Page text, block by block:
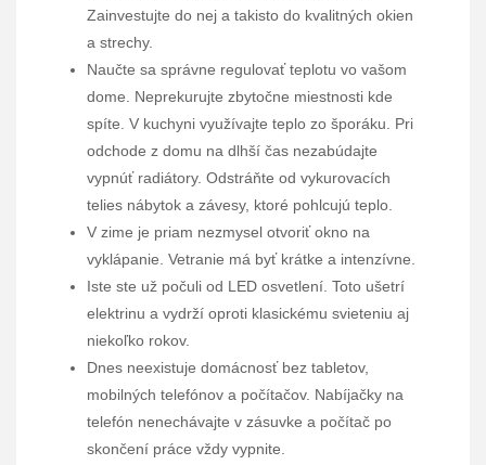
Zainvestujte do nej a takisto do kvalitných okien
a strechy.
Naučte sa správne regulovať teplotu vo vašom
dome. Neprekurujte zbytočne miestnosti kde
spíte. V kuchyni využívajte teplo zo šporáku. Pri
odchode z domu na dlhší čas nezabúdajte
vypnúť radiátory. Odstráňte od vykurovacích
telies nábytok a závesy, ktoré pohlcujú teplo.
V zime je priam nezmysel otvoriť okno na
vyklápanie. Vetranie má byť krátke a intenzívne.
Iste ste už počuli od LED osvetlení. Toto ušetrí
elektrinu a vydrží oproti klasickému svieteniu aj
niekoľko rokov.
Dnes neexistuje domácnosť bez tabletov,
mobilných telefónov a počítačov. Nabíjačky na
telefón nenechávajte v zásuvke a počítač po
skončení práce vždy vypnite.